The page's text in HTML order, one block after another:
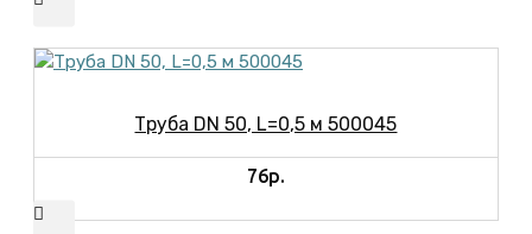
Труба DN 50, L=0,5 м 500045
76р.